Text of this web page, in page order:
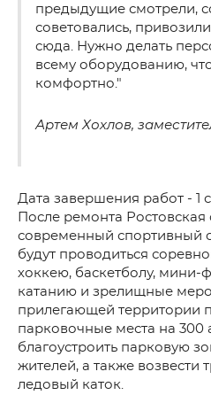
предыдущие смотрели,
советовались,
сюда. Нужно делать
всему оборудованию,
комфортно."
Артем Хохлов,
Дата завершения работ - 1
После ремонта Ростовская
современный спортивный
будут проводиться
хоккею, баскетболу, мини-
катанию и зрелищные
прилегающей территории
парковочные места на 300
благоустроить парковую
жителей, а также возвести
ледовый каток.